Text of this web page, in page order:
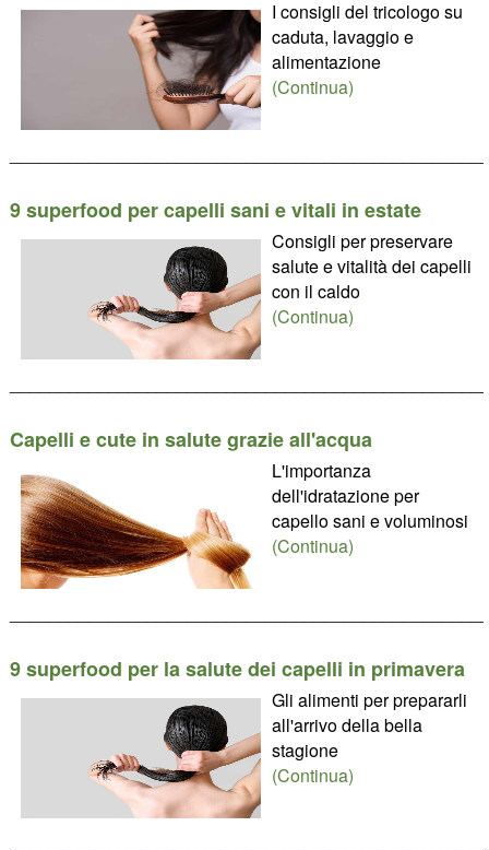
I consigli del tricologo su
caduta, lavaggio e
alimentazione
(Continua)
9 superfood per capelli sani e vitali in estate
Consigli per preservare
salute e vitalità dei capelli
con il caldo
(Continua)
Capelli e cute in salute grazie all'acqua
L'importanza
dell'idratazione per
capello sani e voluminosi
(Continua)
9 superfood per la salute dei capelli in primavera
Gli alimenti per prepararli
all'arrivo della bella
stagione
(Continua)